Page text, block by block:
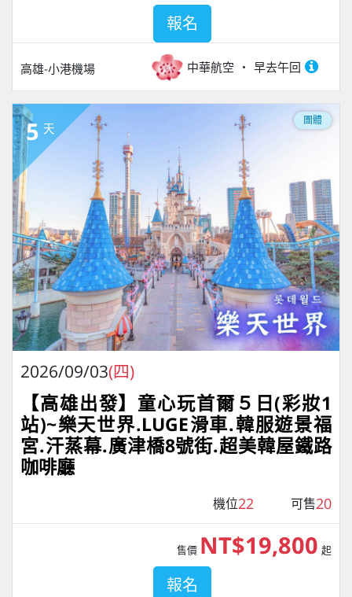
高雄-小港機場 中華航空 早去午回
報名
5 天
團體
2026/09/03(四)
【高雄出發】童心玩首爾５日(彩妝1
站)~樂天世界.LUGE滑車.韓服遊景福
宮.汗蒸幕.廣津橋8號街.超美韓屋鐵路
咖啡廳
機位22 可售20
售價 NT$19,800 起
報名